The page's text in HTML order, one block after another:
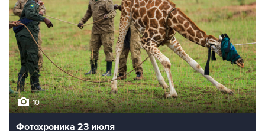
10
Фотохроника 23 июля